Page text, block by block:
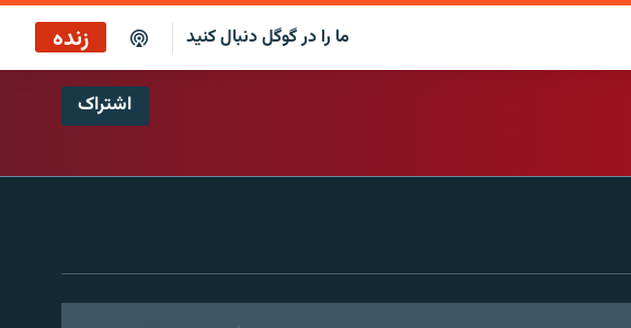
ما را در گوگل دنبال کنید زنده
اشتراک